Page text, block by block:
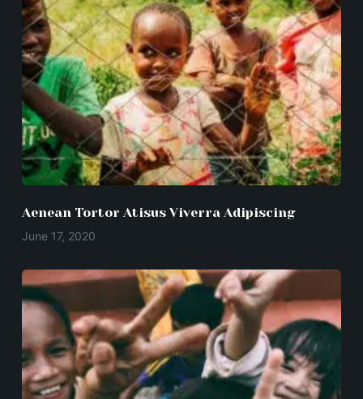
Aenean Tortor Atisus Viverra Adipiscing
June 17, 2020